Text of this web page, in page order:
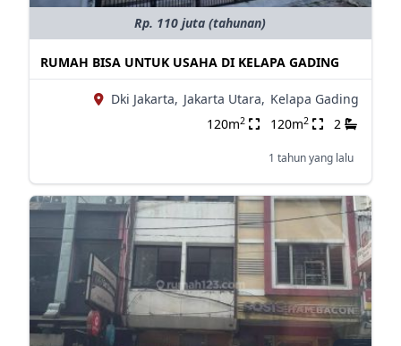
Rp. 110 juta (tahunan)
RUMAH BISA UNTUK USAHA DI KELAPA GADING
Dki Jakarta, Jakarta Utara, Kelapa Gading
120m2 120m2 2
1 tahun yang lalu